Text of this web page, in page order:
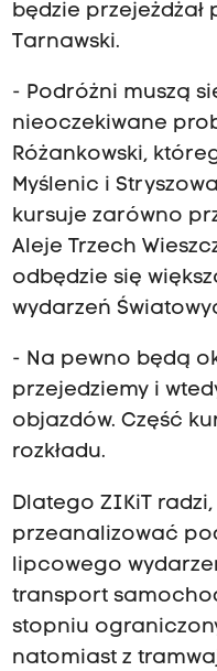
będzie przejeżdżał
Tarnawski.
- Podróżni muszą
nieoczekiwane
Różankowski,
Myślenic i
kursuje zarówno
Aleje Trzech
odbędzie się
wydarzeń
- Na pewno będą
przejedziemy i
objazdów. Część
rozkładu.
Dlatego ZIKiT
przeanalizować
lipcowego
transport
stopniu
natomiast z